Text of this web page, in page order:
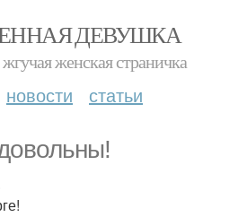
ДЕВУШКА
женская страничка
новости статьи